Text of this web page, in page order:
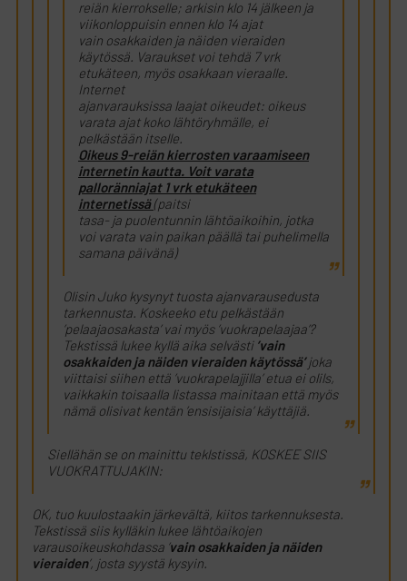
reiän kierrokselle; arkisin klo 14 jälkeen ja
viikonloppuisin ennen klo 14 ajat
vain osakkaiden ja näiden vieraiden
käytössä. Varaukset voi tehdä 7 vrk
etukäteen, myös osakkaan vieraalle.
Internet
ajanvarauksissa laajat oikeudet: oikeus
varata ajat koko lähtöryhmälle, ei
pelkästään itselle.
Oikeus 9-reiän kierrosten varaamiseen
internetin kautta. Voit varata
palloränniajat 1 vrk etukäteen
internetissä (paitsi
tasa- ja puolentunnin lähtöaikoihin, jotka
voi varata vain paikan päällä tai puhelimella
samana päivänä)
Olisin Juko kysynyt tuosta ajanvarausedusta
tarkennusta. Koskeeko etu pelkästään
’pelaajaosakasta’ vai myös ’vuokrapelaajaa’?
Tekstissä lukee kyllä aika selvästi ’vain
osakkaiden ja näiden vieraiden käytössä’joka
viittaisi siihen että ’vuokrapelajjilla’ etua ei olils,
vaikkakin toisaalla listassa mainitaan että myös
nämä olisivat kentän ’ensisijaisia’ käyttäjiä.
Siellähän se on mainittu teklstissä, KOSKEE SIIS
VUOKRATTUJAKIN:
OK, tuo kuulostaakin järkevältä, kiitos tarkennuksesta.
Tekstissä siis kylläkin lukee lähtöaikojen
varausoikeuskohdassa ’ vain osakkaiden ja näiden
vieraiden’, josta syystä kysyin.